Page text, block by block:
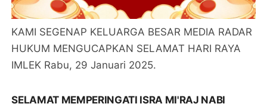
KAMI SEGENAP KELUARGA BESAR MEDIA RADAR
HUKUM MENGUCAPKAN SELAMAT HARI RAYA
IMLEK Rabu, 29 Januari 2025.
SELAMAT MEMPERINGATI ISRA MI'RAJ NABI